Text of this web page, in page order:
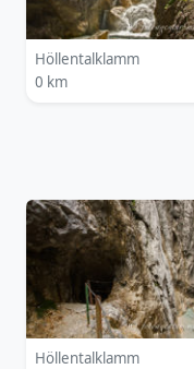
Höllentalklamm
0 km
Höllentalklamm